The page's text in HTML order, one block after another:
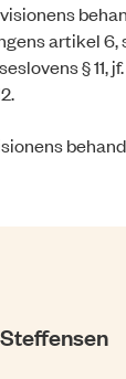
artikel 6,
§ 11, jf.